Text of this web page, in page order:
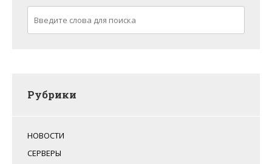
Рубрики
НОВОСТИ
СЕРВЕРЫ